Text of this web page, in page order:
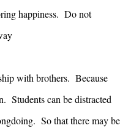
happiness. Do not
with brothers. Because
Students can be distracted
So that there may be